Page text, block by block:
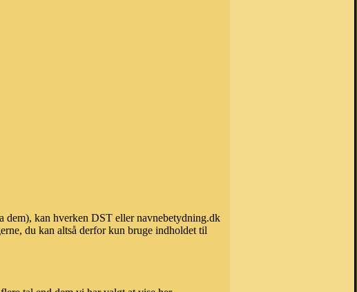
dem), kan hverken DST eller navnebetydning.dk
du kan altså derfor kun bruge indholdet til